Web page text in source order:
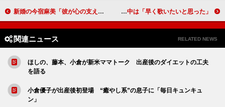
新婚の今宿麻美「彼が心の支え」 「子どもを授かりたい」 高橋愛、海外デビューに乗り気！？ 療養中は「早く歌いたいと思った」
関連ニュース RELATED NEWS
ほしの、藤本、小倉が新米ママトーク 出産後のダイエットの工夫
を語る
小倉優子が出産後初登場 “癒やし系”の息子に「毎日キュンキュ
ン」